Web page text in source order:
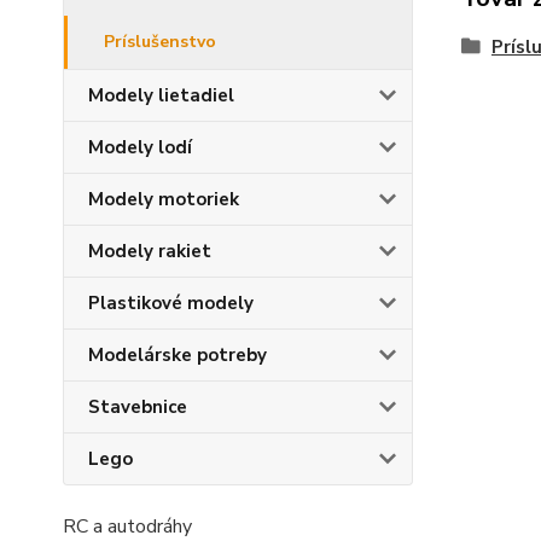
Príslušenstvo
Modely lietadiel
Modely lodí
Modely motoriek
Modely rakiet
Plastikové modely
Modelárske potreby
Stavebnice
Lego
RC a autodráhy